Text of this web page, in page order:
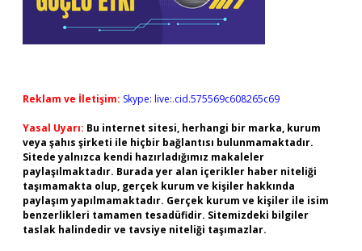
Reklam ve İletişim: Skype: live:.cid.575569c608265c69
Yasal Uyarı: Bu internet sitesi, herhangi bir marka, kurum
veya şahıs şirketi ile hiçbir bağlantısı bulunmamaktadır.
Sitede yalnızca kendi hazırladığımız makaleler
paylaşılmaktadır. Burada yer alan içerikler haber niteliği
taşımamakta olup, gerçek kurum ve kişiler hakkında
paylaşım yapılmamaktadır. Gerçek kurum ve kişiler ile isim
benzerlikleri tamamen tesadüfidir. Sitemizdeki bilgiler
taslak halindedir ve tavsiye niteliği taşımazlar.